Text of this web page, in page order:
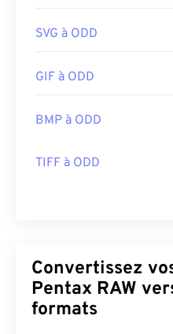
SVG à ODD
GIF à ODD
BMP à ODD
TIFF à ODD
Convertissez
Pentax RAW
formats